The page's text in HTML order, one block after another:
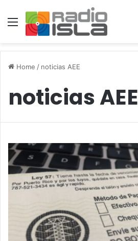
Menu
Home / noticias AEE
noticias AEE